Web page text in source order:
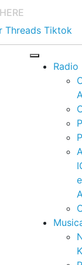
Threads Tiktok
Radio
e